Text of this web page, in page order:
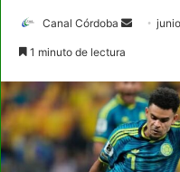
Canal Córdoba
Send
1 minuto de lectura